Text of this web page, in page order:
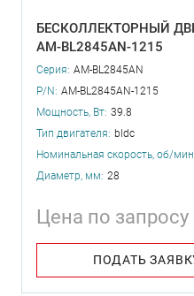
БЕСКОЛЛЕКТОРНЫЙ
AM-BL2845AN-1215
Серия: AM-BL2845AN
P/N: AM-BL2845AN-1215
Мощность, Вт: 39.8
Тип двигателя: bldc
Номинальная скорость, об/
Диаметр, мм: 28
Цена по запросу
ПОДАТЬ